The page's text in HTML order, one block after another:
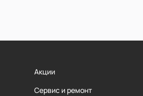
Акции
Сервис и ремонт